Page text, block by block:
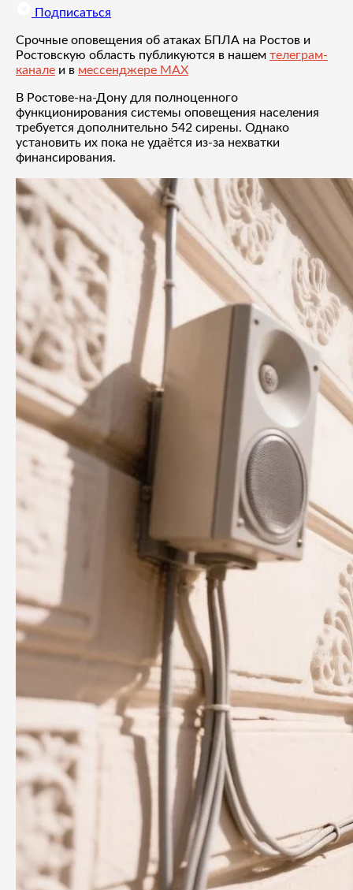
Подписаться
Срочные оповещения об атаках БПЛА на Ростов и
Ростовскую область публикуются в нашем телеграм-
канале и в мессенджере MAX
В Ростове-на-Дону для полноценного
функционирования системы оповещения населения
требуется дополнительно 542 сирены. Однако
установить их пока не удаётся из-за нехватки
финансирования.